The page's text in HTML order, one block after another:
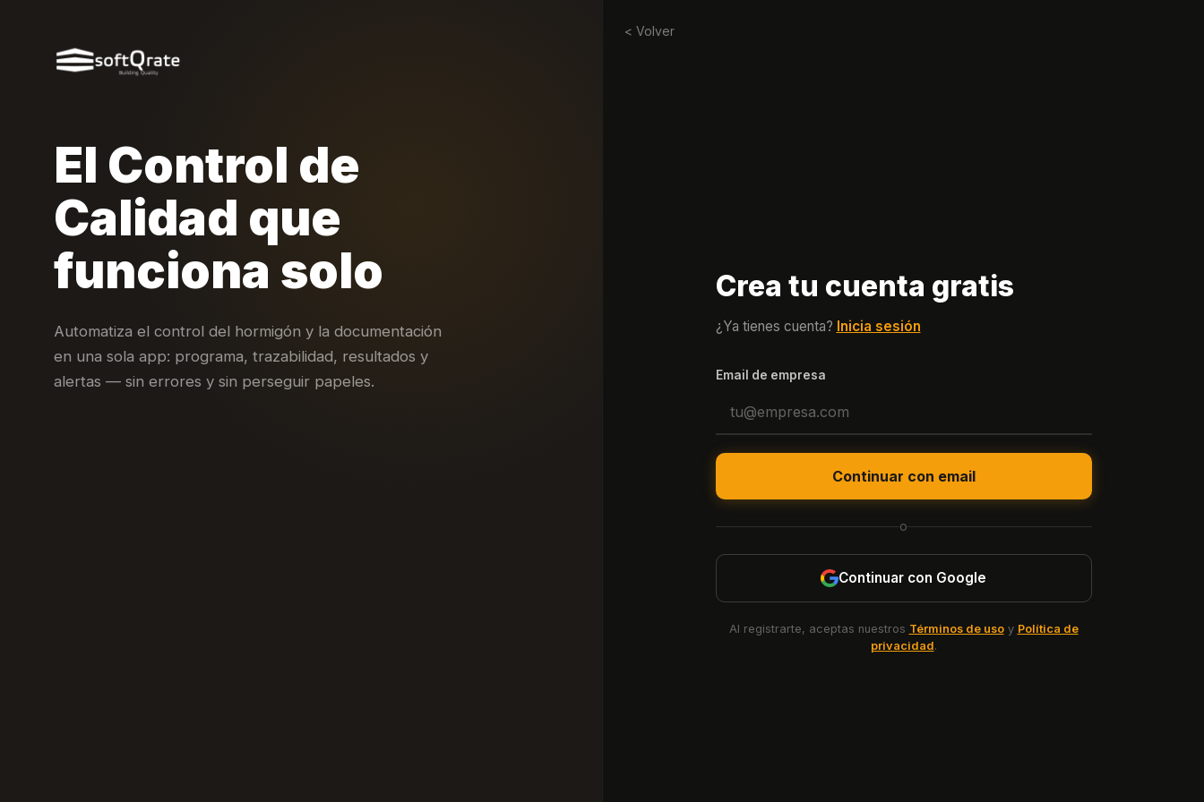
El Control de
Calidad que
funciona solo
Automatiza el control del hormigón y la documentación
en una sola app: programa, trazabilidad, resultados y
alertas — sin errores y sin perseguir papeles.
< Volver
Crea tu cuenta gratis
¿Ya tienes cuenta? Inicia sesión
Email de empresa
Continuar con email
o
Continuar con Google
Al registrarte, aceptas nuestros Términos de usoy Política de
privacidad.